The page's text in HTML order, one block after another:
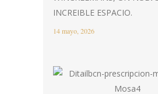
INCREIBLE ESPACIO.
14 mayo, 2026